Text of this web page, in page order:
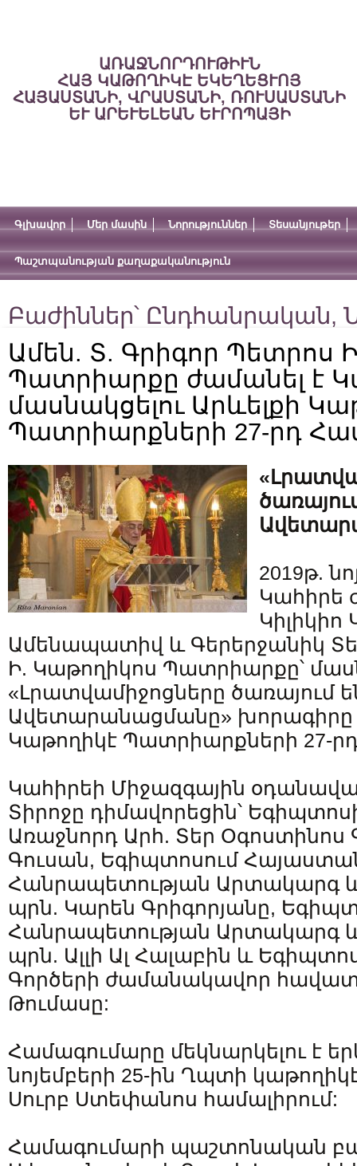
ԱՌԱՋՆՈՐԴՈՒԹԻՒՆ
ՀԱՅ ԿԱԹՈՂԻԿԷ ԵԿԵՂԵՑՒՈՅ
ՀԱՅԱՍՏԱՆԻ, ՎՐԱՍՏԱՆԻ, ՌՈՒՍԱՍՏԱՆԻ
ԵՒ ԱՐԵՒԵԼԵԱՆ ԵՒՐՈՊԱՅԻ
Գլխավոր Մեր մասին Նորություններ Տեսանյութեր
Պաշտպանության քաղաքականություն
Բաժիններ՝ Ընդհանրական,
Ամեն. Տ. Գրիգոր Պետրոս
Պատրիարքը ժամանել է
մասնակցելու Արևելքի
Պատրիարքների 27-րդ
2019թ.
Կահիրե
Կիլիկիո
Ամենապատիվ և Գերերջանիկ
Ի. Կաթողիկոս Պատրիարքը՝
«Լրատվամիջոցները ծառայում
Ավետարանացմանը» խորագիրը
Կաթողիկէ Պատրիարքների 27-
Կահիրեի Միջազգային
Տիրոջը դիմավորեցին՝
Առաջնորդ Արհ. Տեր Օգոստինոս
Գուսան, Եգիպտոսում
Հանրապետության Արտակարգ
պրն. Կարեն Գրիգորյանը,
Հանրապետության Արտակարգ
պրն. Ալլի Ալ Հալաբին և
Գործերի ժամանակավոր
Թումասը:
Համագումարը մեկնարկելու է
նոյեմբերի 25-ին Ղպտի
Սուրբ Ստեփանոս համալիրում:
Համագումարի պաշտոնական